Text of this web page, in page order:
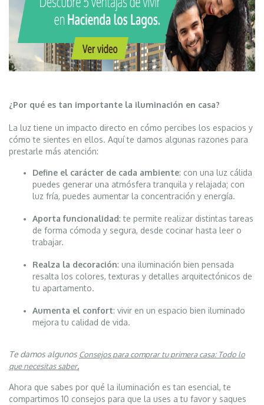
¿Por qué es tan importante la iluminación en casa?
La luz tiene un impacto directo en cómo percibes los espacios y
cómo te sientes en ellos. Aquí te damos algunas razones para
prestarle más atención:
Define el carácter de cada ambiente: con una luz cálida
puedes generar una atmósfera tranquila y relajada; con
luz fría, puedes aumentar la concentración y energía.
Aporta funcionalidad: te permite realizar distintas tareas
de forma cómoda y segura, desde cocinar hasta leer o
trabajar.
Realza la decoración: una iluminación bien pensada
resalta los colores, texturas y detalles arquitectónicos de
tu apartamento.
Aumenta el confort: vivir en un espacio bien iluminado
mejora tu calidad de vida.
Te damos algunos Consejos para comprar tu primera casa: Todo lo
que necesitas saber.
Ahora que sabes por qué la iluminación es tan esencial, te
compartimos 10 consejos para que la uses a tu favor y saques